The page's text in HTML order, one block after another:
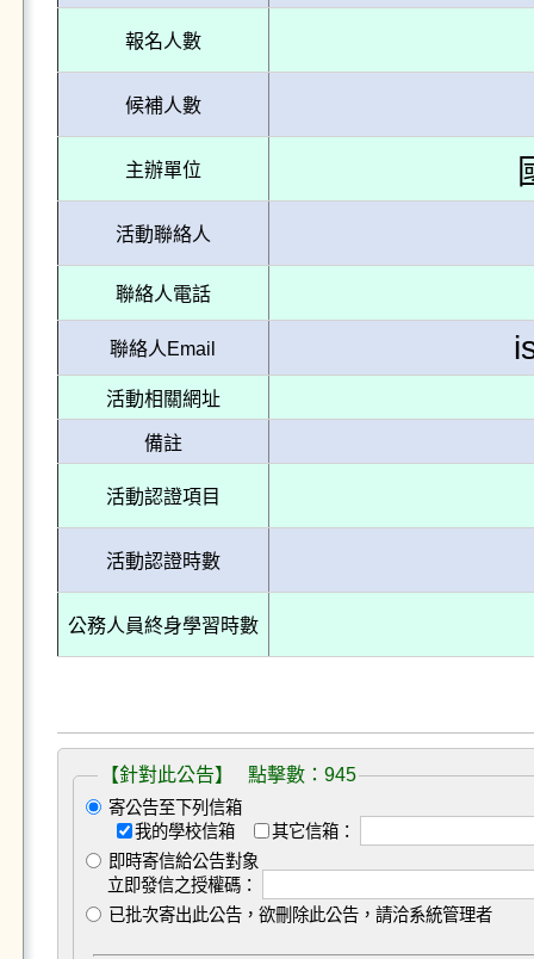
報名人數
候補人數
主辦單位
活動聯絡人
聯絡人電話
聯絡人Email
活動相關網址
備註
活動認證項目
活動認證時數
公務人員終身學習時數
【針對此公告】 點擊數：945
寄公告至下列信箱
我的學校信箱
其它信箱：
即時寄信給公告對象
立即發信之授權碼：
已批次寄出此公告，欲刪除此公告，請洽系統管理者